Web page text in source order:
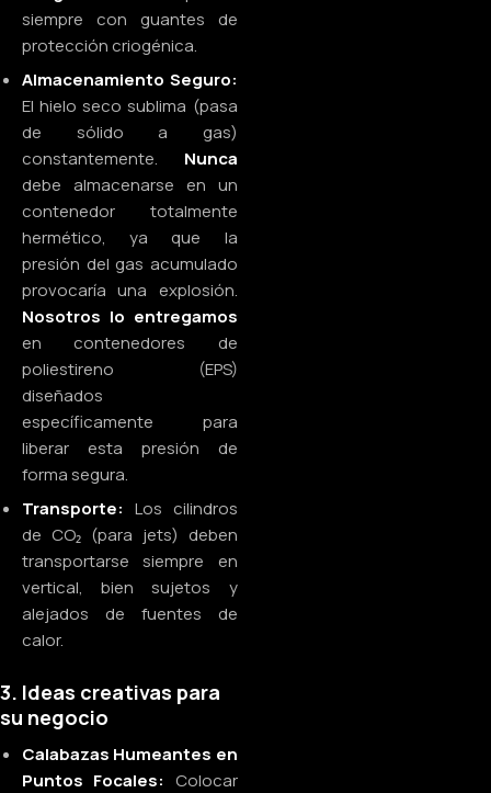
siempre con guantes de
protección criogénica.
Almacenamiento Seguro:
El hielo seco sublima (pasa
de sólido a gas)
constantemente. Nunca
debe almacenarse en un
contenedor totalmente
hermético, ya que la
presión del gas acumulado
provocaría una explosión.
Nosotros lo entregamos
en contenedores de
poliestireno (EPS)
diseñados
específicamente para
liberar esta presión de
forma segura.
Transporte: Los cilindros
de CO₂ (para jets) deben
transportarse siempre en
vertical, bien sujetos y
alejados de fuentes de
calor.
3. Ideas creativas para
su negocio
Calabazas Humeantes en
Puntos Focales:
Colocar